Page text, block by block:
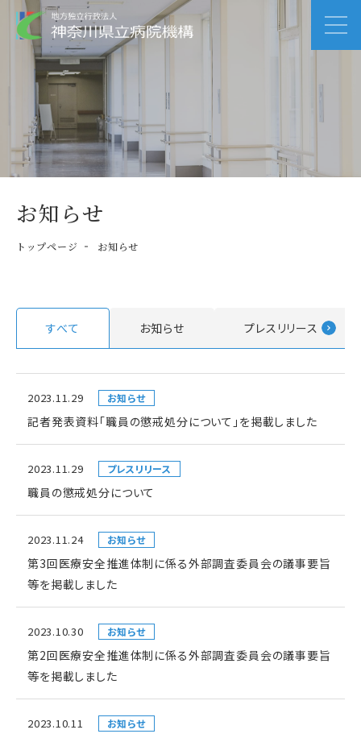
お知らせ
トップページ お知らせ
すべて お知らせ プレスリリース
2023.11.29 お知らせ
記者発表資料「職員の懲戒処分について」を掲載しました
2023.11.29 プレスリリース
職員の懲戒処分について
2023.11.24 お知らせ
第3回医療安全推進体制に係る外部調査委員会の議事要旨
等を掲載しました
2023.10.30 お知らせ
第2回医療安全推進体制に係る外部調査委員会の議事要旨
等を掲載しました
2023.10.11 お知らせ